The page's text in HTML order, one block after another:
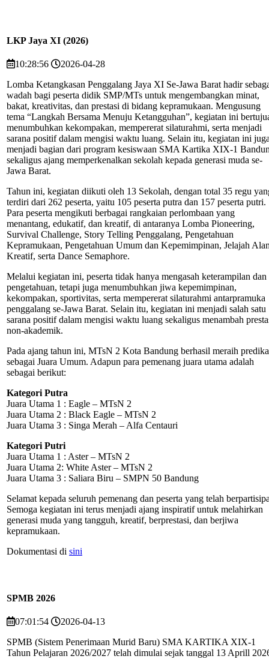
LKP Jaya XI (2026)
10:28:56
2026-04-28
Lomba Ketangkasan Penggalang Jaya XI Se-Jawa Barat hadir
wadah bagi peserta didik SMP/MTs untuk mengembangkan minat,
bakat, kreativitas, dan prestasi di bidang kepramukaan. Mengusung
tema “Langkah Bersama Menuju Ketangguhan”, kegiatan ini
menumbuhkan kekompakan, mempererat silaturahmi, serta menjadi
sarana positif dalam mengisi waktu luang. Selain itu, kegiatan ini
menjadi bagian dari program kesiswaan SMA Kartika XIX-1
sekaligus ajang memperkenalkan sekolah kepada generasi muda se-
Jawa Barat.
Tahun ini, kegiatan diikuti oleh 13 Sekolah, dengan total 35 regu
terdiri dari 262 peserta, yaitu 105 peserta putra dan 157 peserta putri.
Para peserta mengikuti berbagai rangkaian perlombaan yang
menantang, edukatif, dan kreatif, di antaranya Lomba Pioneering,
Survival Challenge, Story Telling Penggalang, Pengetahuan
Kepramukaan, Pengetahuan Umum dan Kepemimpinan, Jelajah
Kreatif, serta Dance Semaphore.
Melalui kegiatan ini, peserta tidak hanya mengasah keterampilan dan
pengetahuan, tetapi juga menumbuhkan jiwa kepemimpinan,
kekompakan, sportivitas, serta mempererat silaturahmi antarpramuka
penggalang se-Jawa Barat. Selain itu, kegiatan ini menjadi salah satu
sarana positif dalam mengisi waktu luang sekaligus menambah
non-akademik.
Pada ajang tahun ini, MTsN 2 Kota Bandung berhasil meraih
sebagai Juara Umum. Adapun para pemenang juara utama adalah
sebagai berikut:
Kategori Putra
Juara Utama 1 : Eagle – MTsN 2
Juara Utama 2 : Black Eagle – MTsN 2
Juara Utama 3 : Singa Merah – Alfa Centauri
Kategori Putri
Juara Utama 1 : Aster – MTsN 2
Juara Utama 2: White Aster – MTsN 2
Juara Utama 3 : Saliara Biru – SMPN 50 Bandung
Selamat kepada seluruh pemenang dan peserta yang telah
Semoga kegiatan ini terus menjadi ajang inspiratif untuk melahirkan
generasi muda yang tangguh, kreatif, berprestasi, dan berjiwa
kepramukaan.
Dokumentasi di sini
SPMB 2026
07:01:54
2026-04-13
SPMB (Sistem Penerimaan Murid Baru) SMA KARTIKA XIX-1
Tahun Pelajaran 2026/2027 telah dimulai sejak tanggal 13 Aprill